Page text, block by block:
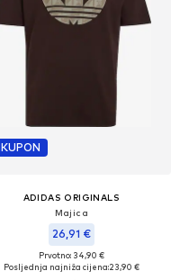
KUPON
ADIDAS ORIGINALS
Majica
26,91 €
Prvotno: 34,90 €
Posljednja najniža cijena:23,90 €